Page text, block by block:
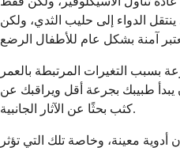
الدواء إلى حليب الثدي، ولكن
بسبب التغيرات المرتبطة بالعمر
طبيبك بجرعة أقل ويراقبك عن
كثب بحثًا عن الآثار الجانبية.
أدوية معينة، وخاصة تلك التي تؤثر